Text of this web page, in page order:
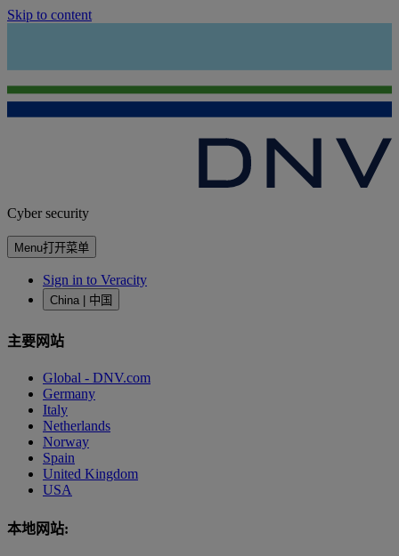
Skip to content
Cyber security
Menu打开菜单
Sign in to Veracity
China | 中国
主要网站
Global - DNV.com
Germany
Italy
Netherlands
Norway
Spain
United Kingdom
USA
本地网站: